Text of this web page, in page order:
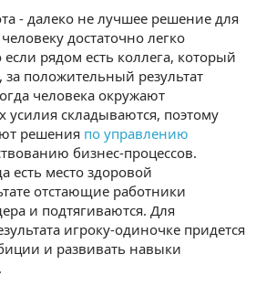
- далеко не лучшее решение для
достаточно легко
рядом есть коллега, который
за положительный результат
человека окружают
складываются, поэтому
решения по управлению
бизнес-процессов.
есть место здоровой
отстающие работники
и подтягиваются. Для
игроку-одиночке придется
и развивать навыки